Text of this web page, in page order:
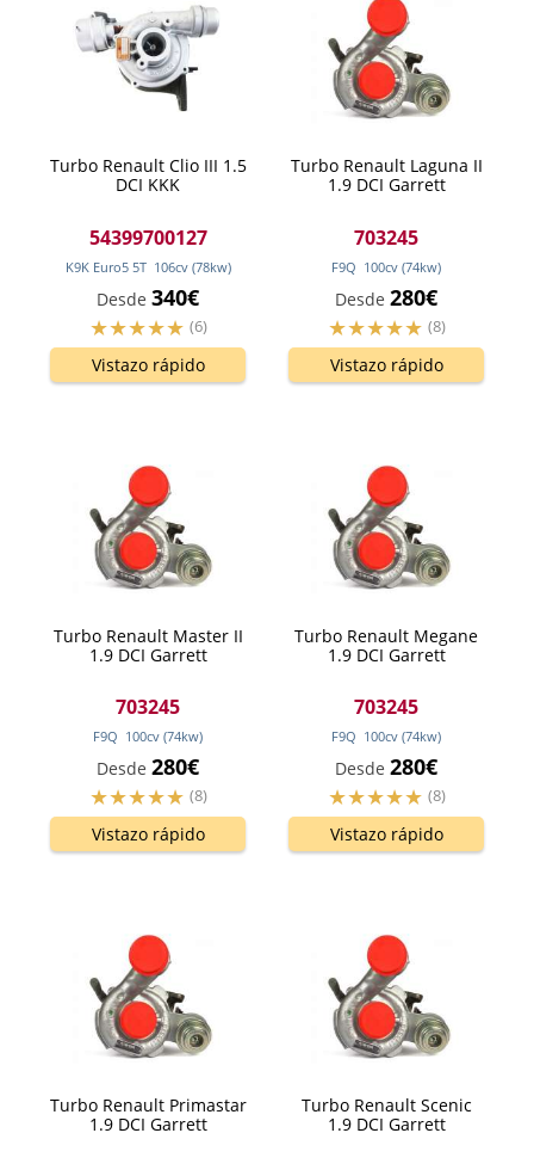
Turbo Renault Clio III 1.5
DCI KKK
54399700127
K9K Euro5 5T 106cv (78kw)
Desde 340€
(6)
Vistazo rápido
Turbo Renault Laguna II
1.9 DCI Garrett
703245
F9Q 100cv (74kw)
Desde 280€
(8)
Vistazo rápido
Turbo Renault Master II
1.9 DCI Garrett
703245
F9Q 100cv (74kw)
Desde 280€
(8)
Vistazo rápido
Turbo Renault Megane
1.9 DCI Garrett
703245
F9Q 100cv (74kw)
Desde 280€
(8)
Vistazo rápido
Turbo Renault Primastar
1.9 DCI Garrett
Turbo Renault Scenic
1.9 DCI Garrett